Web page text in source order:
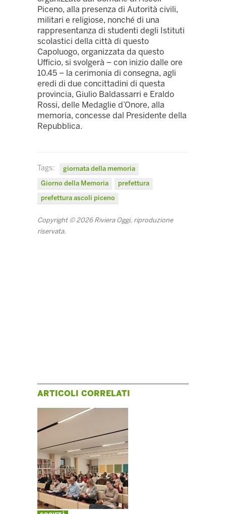
Piceno, alla presenza di Autorità civili,
militari e religiose, nonché di una
rappresentanza di studenti degli Istituti
scolastici della città di questo
Capoluogo, organizzata da questo
Ufficio, si svolgerà – con inizio dalle ore
10.45 – la cerimonia di consegna, agli
eredi di due concittadini di questa
provincia, Giulio Baldassarri e Eraldo
Rossi, delle Medaglie d’Onore, alla
memoria, concesse dal Presidente della
Repubblica.
Tags:
giornata della memoria
Giorno della Memoria
prefettura
prefettura ascoli piceno
Copyright © 2026 Riviera Oggi, riproduzione
riservata.
ARTICOLI CORRELATI